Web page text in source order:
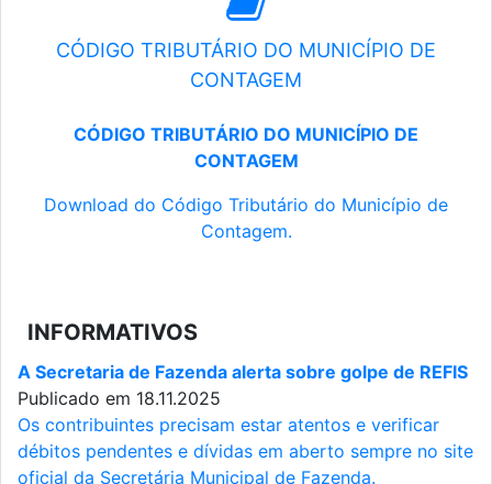
CÓDIGO TRIBUTÁRIO DO MUNICÍPIO DE
CONTAGEM
CÓDIGO TRIBUTÁRIO DO MUNICÍPIO DE
CONTAGEM
Download do Código Tributário do Município de
Contagem.
INFORMATIVOS
A Secretaria de Fazenda alerta sobre golpe de REFIS
Publicado em 18.11.2025
Os contribuintes precisam estar atentos e verificar
débitos pendentes e dívidas em aberto sempre no site
oficial da Secretária Municipal de Fazenda.